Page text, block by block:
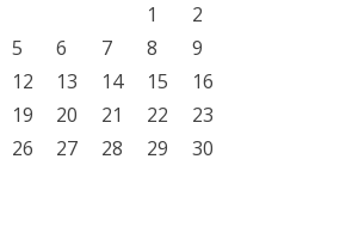
1
2
5 6 7 8
9
12 13 14 15
16
19 20 21 22
23
26 27 28 29
30